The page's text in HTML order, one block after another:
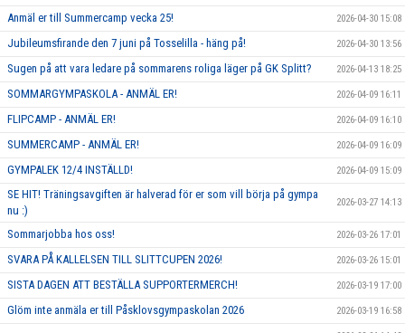
Anmäl er till Summercamp vecka 25! 2026-04-30 15:08
Jubileumsfirande den 7 juni på Tosselilla - häng på! 2026-04-30 13:56
Sugen på att vara ledare på sommarens roliga läger på GK Splitt? 2026-04-13 18:25
SOMMARGYMPASKOLA - ANMÄL ER! 2026-04-09 16:11
FLIPCAMP - ANMÄL ER! 2026-04-09 16:10
SUMMERCAMP - ANMÄL ER! 2026-04-09 16:09
GYMPALEK 12/4 INSTÄLLD! 2026-04-09 15:09
SE HIT! Träningsavgiften är halverad för er som vill börja på gympa
nu :)
2026-03-27 14:13
Sommarjobba hos oss! 2026-03-26 17:01
SVARA PÅ KALLELSEN TILL SLITTCUPEN 2026! 2026-03-26 15:01
SISTA DAGEN ATT BESTÄLLA SUPPORTERMERCH! 2026-03-19 17:00
Glöm inte anmäla er till Påsklovsgympaskolan 2026 2026-03-19 16:58